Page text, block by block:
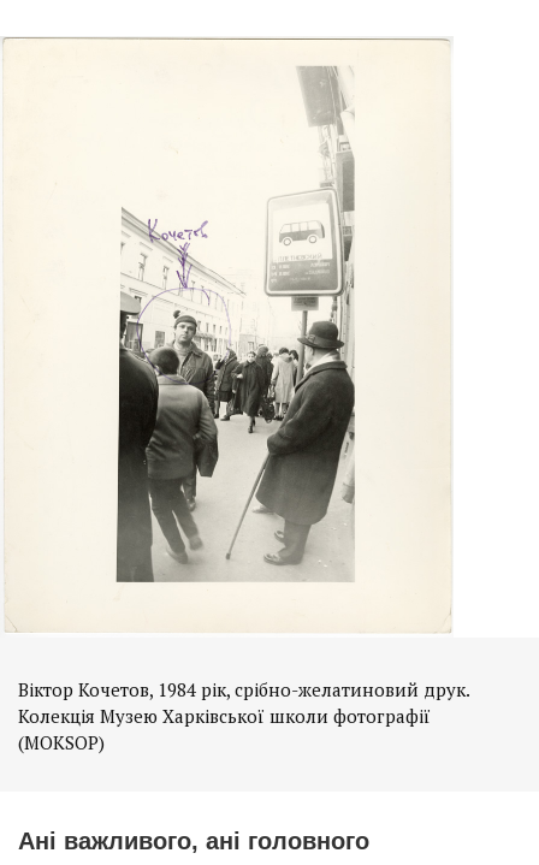
Віктор Кочетов, 1984 рік, срібно-желатиновий друк.
Колекція Музею Харківської школи фотографії
(MOKSOP)
Ані важливого, ані головного